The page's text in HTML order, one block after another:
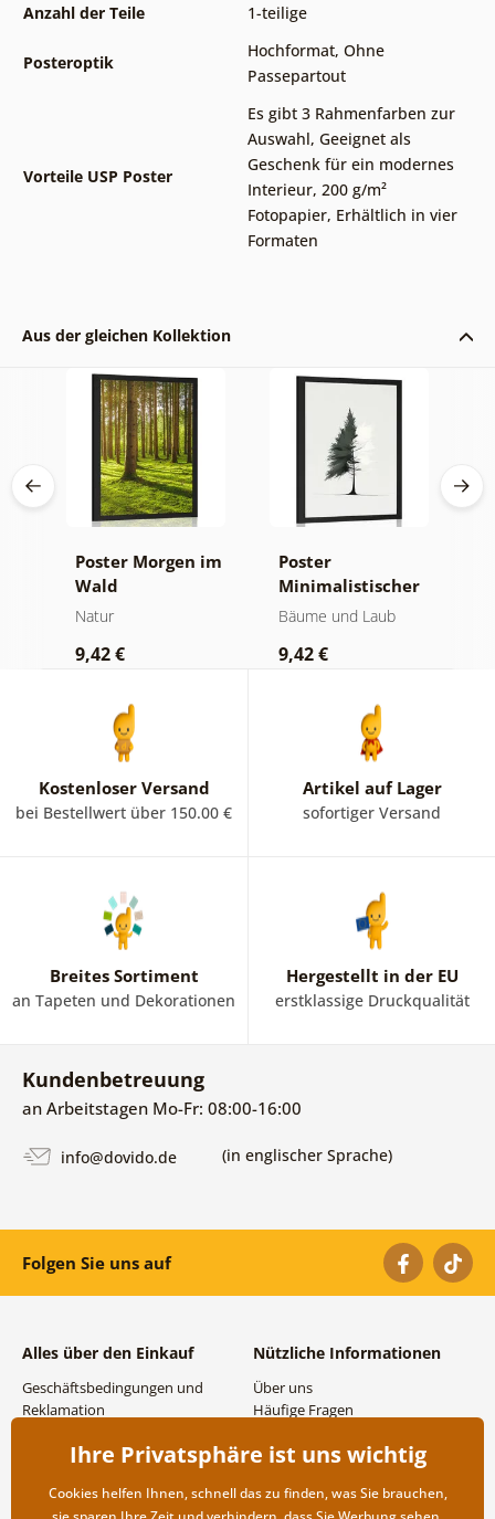
Anzahl der Teile
1-teilige
Posteroptik
Hochformat, Ohne
Passepartout
Vorteile USP Poster
Es gibt 3 Rahmenfarben zur
Auswahl, Geeignet als
Geschenk für ein modernes
Interieur, 200 g/m²
Fotopapier, Erhältlich in vier
Formaten
Aus der gleichen Kollektion
Poster Morgen im
Wald
Natur
9,42 €
Poster
Minimalistischer
Nadelbaum
Bäume und Laub
9,42 €
Kostenloser Versand
bei Bestellwert über 150.00 €
Artikel auf Lager
sofortiger Versand
Breites Sortiment
an Tapeten und Dekorationen
Hergestellt in der EU
erstklassige Druckqualität
Kundenbetreuung
an Arbeitstagen Mo-Fr: 08:00-16:00
info@dovido.de (in englischer Sprache)
Folgen Sie uns auf
Alles über den Einkauf
Geschäftsbedingungen und
Reklamation
Versand- und
Rücksendung der Ware
Nützliche Informationen
Über uns
Häufige Fragen
Großhandel und
Ihre Privatsphäre ist uns wichtig
Cookies helfen Ihnen, schnell das zu finden, was Sie brauchen,